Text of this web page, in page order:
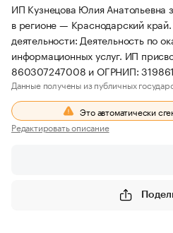
ИП Кузнецова Юлия Анатольевна
в регионе — Краснодарский
деятельности: Деятельность по
информационных услуг. ИП
860307247008 и ОГРНИП:
Данные получены из публичных
Это автоматически
Редактировать описание